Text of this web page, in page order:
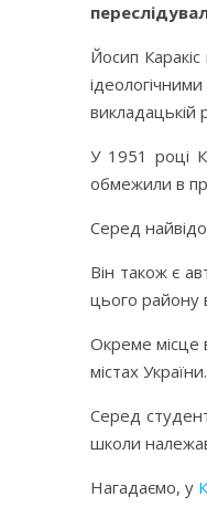
Йосип
викладацькій
У 1951 році
обмежили в
Серед
Він також є
цього району
Окреме місце
містах
Серед
школи
Нагадаємо, у